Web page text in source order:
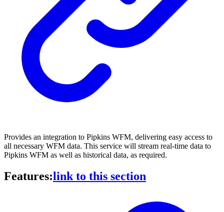
Provides an integration to Pipkins WFM, delivering easy access to
all necessary WFM data. This service will stream real-time data to
Pipkins WFM as well as historical data, as required.
Features:link to this section